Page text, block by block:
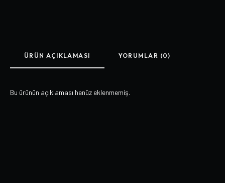
ÜRÜN AÇIKLAMASI YORUMLAR (0)
Bu ürünün açıklaması henüz eklenmemiş.